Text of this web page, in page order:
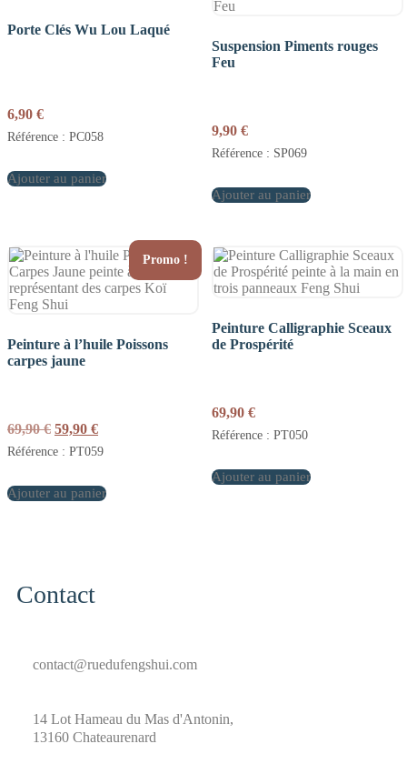
Porte Clés Wu Lou Laqué
6,90 €
Référence : PC058
Ajouter au panier
Suspension Piments rouges
Feu
9,90 €
Référence : SP069
Ajouter au panier
Promo !
Peinture à l’huile Poissons
carpes jaune
69,90€ Le
prix
69,90 €.
59,90 €Le
prix
59,90 €.
Référence : PT059
Ajouter au panier
Peinture Calligraphie Sceaux
de Prospérité
69,90 €
Référence : PT050
Ajouter au panier
Contact
contact@ruedufengshui.com
14 Lot Hameau du Mas d'Antonin,
13160 Chateaurenard